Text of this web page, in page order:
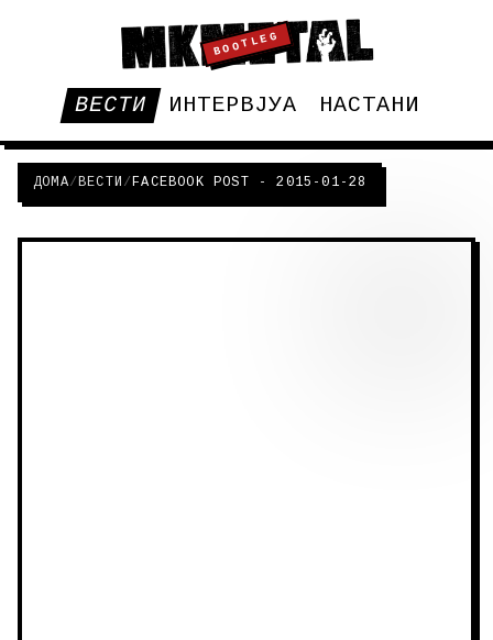
BOOTLEG
ВЕСТИ ИНТЕРВЈУА НАСТАНИ
ДОМА/ВЕСТИ /FACEBOOK POST - 2015-01-28